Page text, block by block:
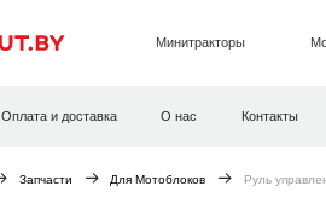
Минитракторы
Оплата и доставка О нас Контакты
Запчасти Для Мотоблоков Руль